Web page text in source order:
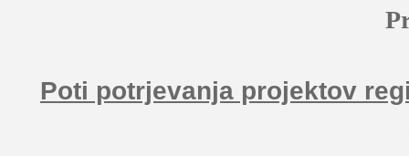
Poti potrjevanja projektov